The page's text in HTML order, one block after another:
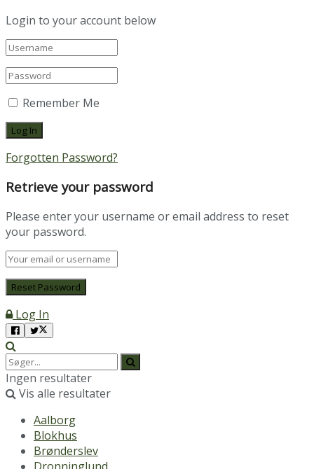
Login to your account below
Remember Me
Forgotten Password?
Retrieve your password
Please enter your username or email address to reset
your password.
Log In
Ingen resultater
Vis alle resultater
Aalborg
Blokhus
Brønderslev